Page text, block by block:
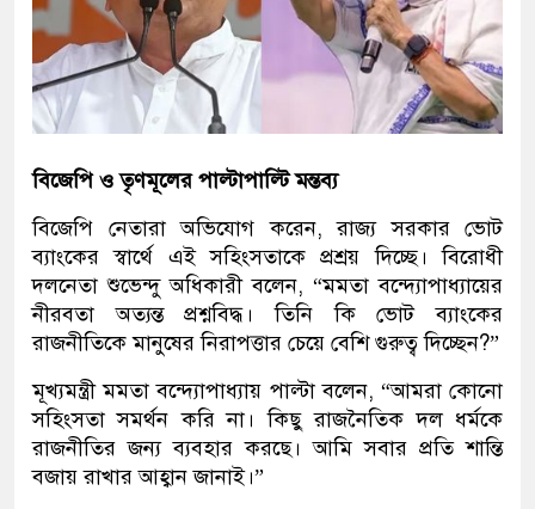
বিজেপি ও তৃণমূলের পাল্টাপাল্টি মন্তব্য
বিজেপি নেতারা অভিযোগ করেন, রাজ্য সরকার ভোট
ব্যাংকের স্বার্থে এই সহিংসতাকে প্রশ্রয় দিচ্ছে। বিরোধী
দলনেতা শুভেন্দু অধিকারী বলেন, “মমতা বন্দ্যোপাধ্যায়ের
নীরবতা অত্যন্ত প্রশ্নবিদ্ধ। তিনি কি ভোট ব্যাংকের
রাজনীতিকে মানুষের নিরাপত্তার চেয়ে বেশি গুরুত্ব দিচ্ছেন?”
মূখ্যমন্ত্রী মমতা বন্দ্যোপাধ্যায় পাল্টা বলেন, “আমরা কোনো
সহিংসতা সমর্থন করি না। কিছু রাজনৈতিক দল ধর্মকে
রাজনীতির জন্য ব্যবহার করছে। আমি সবার প্রতি শান্তি
বজায় রাখার আহ্বান জানাই।”